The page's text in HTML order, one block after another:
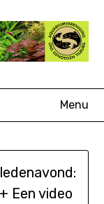
Menu
Een video